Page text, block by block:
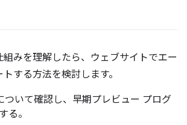
みを理解したら、ウェブサイトでエー
する方法を検討します。
ついて確認し、早期プレビュー プログ
る。